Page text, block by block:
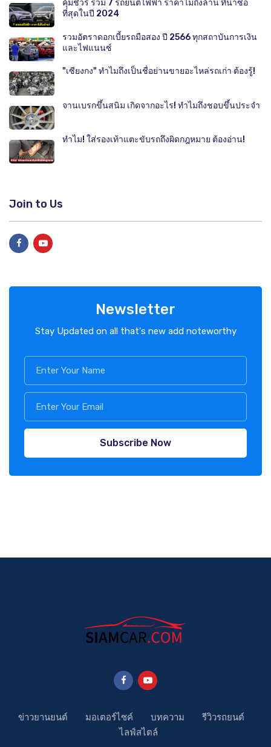
คุ้มชัวร์ รวม 7 รถยนต์ไฟฟ้า ราคาไม่ถึงล้าน ที่น่าซื้อ
ที่สุดในปี 2024
รวมอัตราดอกเบี้ยรถมือสอง ปี 2566 ทุกสถาบันการเงิน
และไฟแนนซ์
"เซียงกง" ทำไมถึงเป็นชื่อย่านขายอะไหล่รถเก่า ต้องรู้!
จานเบรกขึ้นสนิม เกิดจากอะไร! ทำไมถึงชอบขึ้นประจำ
ทำไม! ใส่รองเท้าแตะขับรถถึงผิดกฎหมาย ต้องอ่าน!
Join to Us
Newsletter
Stay Updated on all that's new add noteworthy
Subscribe Now
ข่าวยานยนต์ มอเตอร์ไซค์ บทความ
รีวิวรถยนต์
ไลฟ์สไตล์